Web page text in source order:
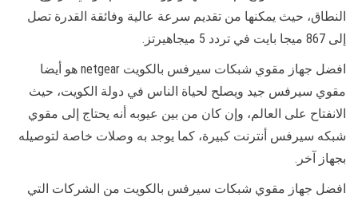
النطاق، حيث يمكنها من تقديم سرعة عالية وفائقة القدرة تصل
إلى 867 ميجا بايت في تردد 5 ميجاهيرتز.
افضل جهاز مقوي شبكات سيرفس بالكويت netgear هو أيضا
مقوي سيرفس جيد ويصلح لحياة الناس في دولة الكويت، حيث
الانفتاح على العالم، وإن كان من بين عيوبه أنه يحتاج إلى مقوي
شبكه سيرفس أنترنت كبيرة، كما يوجد به وصلات خاصة لتوصيله
بجهاز آخر.
افضل جهاز مقوي شبكات سيرفس بالكويت من الشركات التي